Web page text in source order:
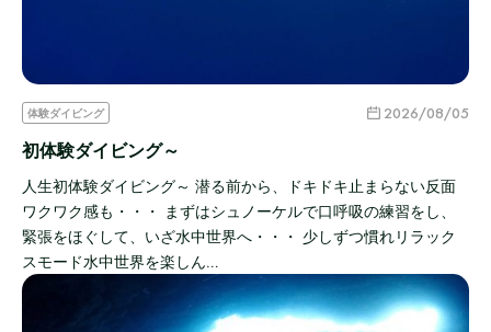
体験ダイビング 2026/08/05
初体験ダイビング～
人生初体験ダイビング～ 潜る前から、ドキドキ止まらない反面
ワクワク感も・・・ まずはシュノーケルで口呼吸の練習をし、
緊張をほぐして、いざ水中世界へ・・・ 少しずつ慣れリラック
スモード水中世界を楽しん…